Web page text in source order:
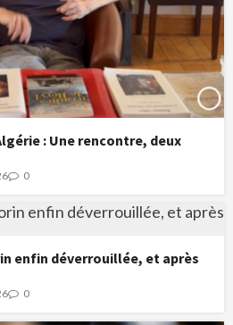
: Une rencontre, deux
0
enfin déverrouillée, et après
0